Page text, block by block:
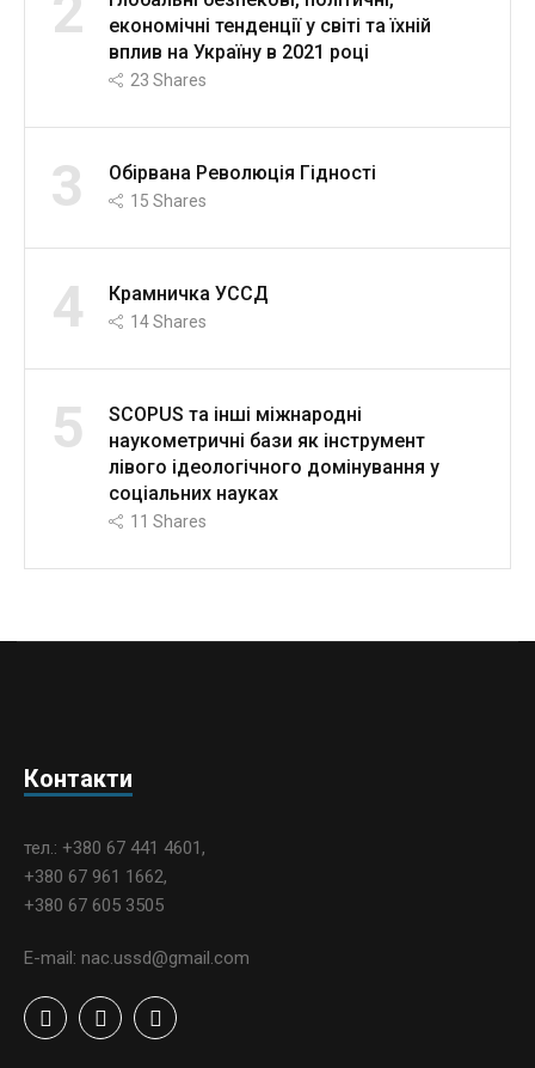
економічні тенденції у світі та їхній
вплив на Україну в 2021 році
23 Shares
3 Обірвана Революція Гідності
15 Shares
4 Крамничка УССД
14Shares
5
SCOPUS та інші міжнародні
наукометричні бази як інструмент
лівого ідеологічного домінування у
соціальних науках
11 Shares
Контакти
тел.: +380 67 441 4601,
+380 67 961 1662,
+380 67 605 3505
E-mail: nac.ussd@gmail.com